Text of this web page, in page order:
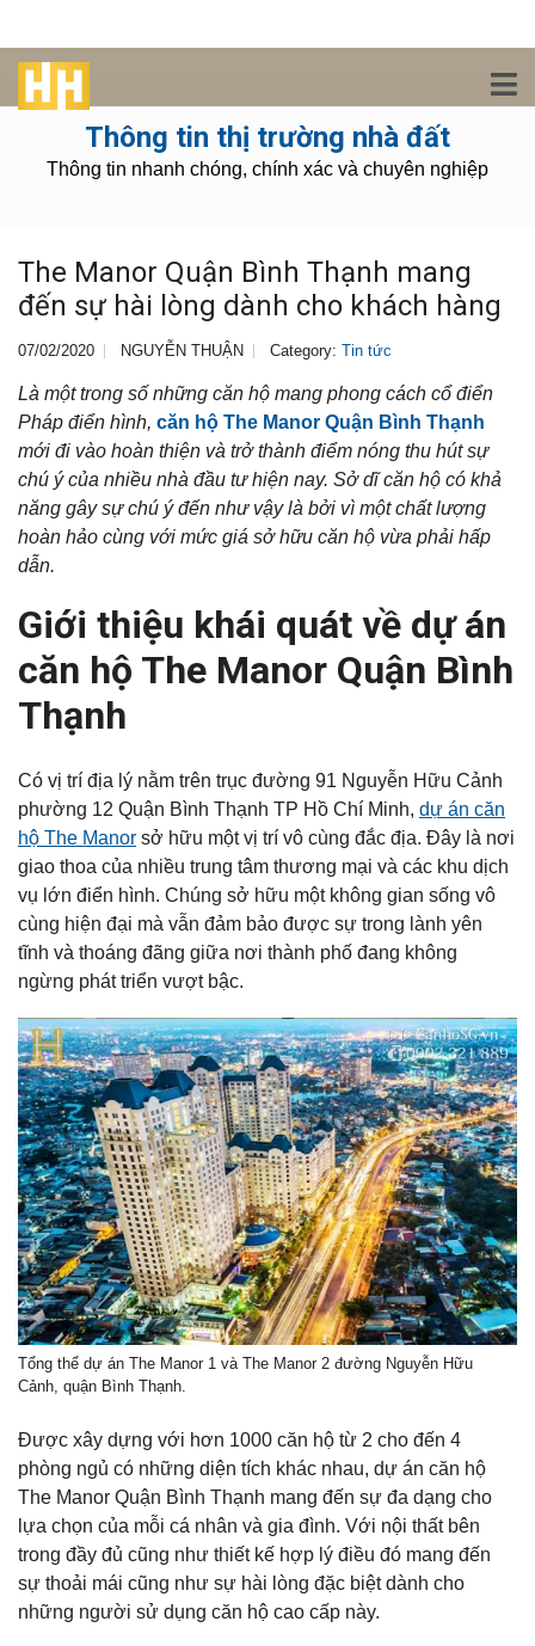
Thông tin thị trường nhà đất
Thông tin nhanh chóng, chính xác và chuyên nghiệp
The Manor Quận Bình Thạnh mang
đến sự hài lòng dành cho khách hàng
07/02/2020 NGUYỄN THUẬN Category: Tin tức
Là một trong số những căn hộ mang phong cách cổ điển
Pháp điển hình, căn hộ The Manor Quận Bình Thạnh
mới đi vào hoàn thiện và trở thành điểm nóng thu hút sự
chú ý của nhiều nhà đầu tư hiện nay. Sở dĩ căn hộ có khả
năng gây sự chú ý đến như vậy là bởi vì một chất lượng
hoàn hảo cùng với mức giá sở hữu căn hộ vừa phải hấp
dẫn.
Giới thiệu khái quát về dự án
căn hộ The Manor Quận Bình
Thạnh
Có vị trí địa lý nằm trên trục đường 91 Nguyễn Hữu Cảnh
phường 12 Quận Bình Thạnh TP Hồ Chí Minh, dự án căn
hộ The Manor sở hữu một vị trí vô cùng đắc địa. Đây là nơi
giao thoa của nhiều trung tâm thương mại và các khu dịch
vụ lớn điển hình. Chúng sở hữu một không gian sống vô
cùng hiện đại mà vẫn đảm bảo được sự trong lành yên
tĩnh và thoáng đãng giữa nơi thành phố đang không
ngừng phát triển vượt bậc.
Tổng thể dự án The Manor 1 và The Manor 2 đường Nguyễn Hữu
Cảnh, quận Bình Thạnh.
Được xây dựng với hơn 1000 căn hộ từ 2 cho đến 4
phòng ngủ có những diện tích khác nhau, dự án căn hộ
The Manor Quận Bình Thạnh mang đến sự đa dạng cho
lựa chọn của mỗi cá nhân và gia đình. Với nội thất bên
trong đầy đủ cũng như thiết kế hợp lý điều đó mang đến
sự thoải mái cũng như sự hài lòng đặc biệt dành cho
những người sử dụng căn hộ cao cấp này.